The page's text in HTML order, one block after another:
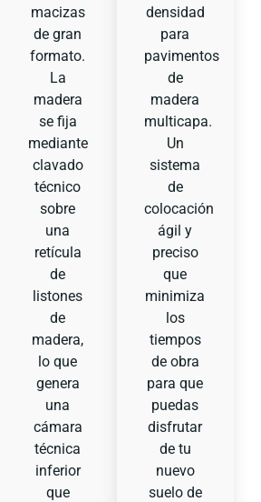
macizas
de gran
formato.
La
madera
se fija
mediante
clavado
técnico
sobre
una
retícula
de
listones
de
madera,
lo que
genera
una
cámara
técnica
inferior
que
densidad
para
pavimentos
de
madera
multicapa.
Un
sistema
de
colocación
ágil y
preciso
que
minimiza
los
tiempos
de obra
para que
puedas
disfrutar
de tu
nuevo
suelo de